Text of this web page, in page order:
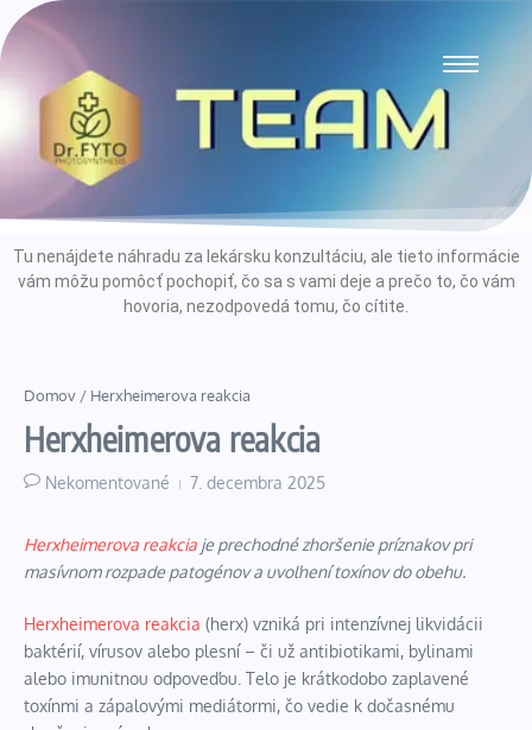
Tu nenájdete náhradu za lekársku konzultáciu, ale tieto informácie
vám môžu pomôcť pochopiť, čo sa s vami deje a prečo to, čo vám
hovoria, nezodpovedá tomu, čo cítite.
Domov / Herxheimerova reakcia
Herxheimerova reakcia
Nekomentované 7. decembra 2025
Herxheimerova reakcia je prechodné zhoršenie príznakov pri
masívnom rozpade patogénov a uvoľnení toxínov do obehu.
Herxheimerova reakcia (herx) vzniká pri intenzívnej likvidácii
baktérií, vírusov alebo plesní – či už antibiotikami, bylinami
alebo imunitnou odpoveďou. Telo je krátkodobo zaplavené
toxínmi a zápalovými mediátormi, čo vedie k dočasnému